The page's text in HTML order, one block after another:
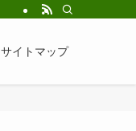
サイトマップ